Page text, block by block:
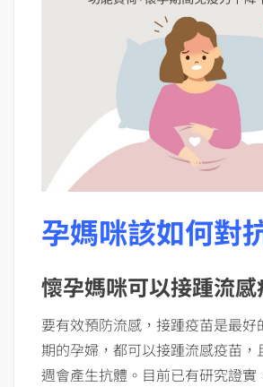
孕媽咪該如何對
懷孕媽咪可以接踵流感
要有效預防流感，接踵疫苗是最好
期的孕婦，都可以接踵流感疫苗，
週會產生抗體。目前已有研究證實